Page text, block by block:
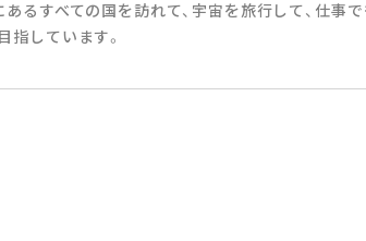
あるすべての国を訪れて、宇宙を旅行して、仕事
指しています。